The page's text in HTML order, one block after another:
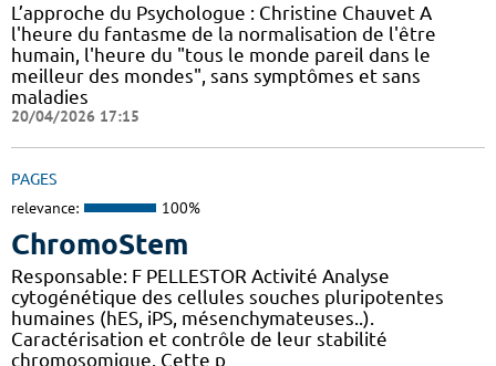
L’approche du Psychologue : Christine Chauvet A
l'heure du fantasme de la normalisation de l'être
humain, l'heure du "tous le monde pareil dans le
meilleur des mondes", sans symptômes et sans
maladies
20/04/2026 17:15
PAGES
relevance: 100%
ChromoStem
Responsable: F PELLESTOR Activité Analyse
cytogénétique des cellules souches pluripotentes
humaines (hES, iPS, mésenchymateuses..).
Caractérisation et contrôle de leur stabilité
chromosomique. Cette p